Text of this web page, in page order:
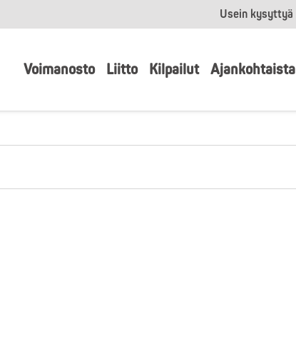
Usein kysyttyä
Voimanosto Liitto Kilpailut Ajankohtaista